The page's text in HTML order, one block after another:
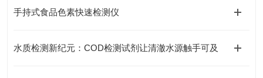
手持式食品色素快速检测仪
水质检测新纪元：COD检测试剂让清澈水源触手可及